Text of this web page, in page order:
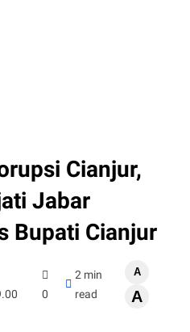
Cianjur,
Jabar
Bupati Cianjur
0
2 min
read
A
A